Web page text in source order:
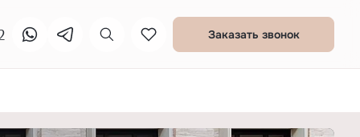
Заказать звонок